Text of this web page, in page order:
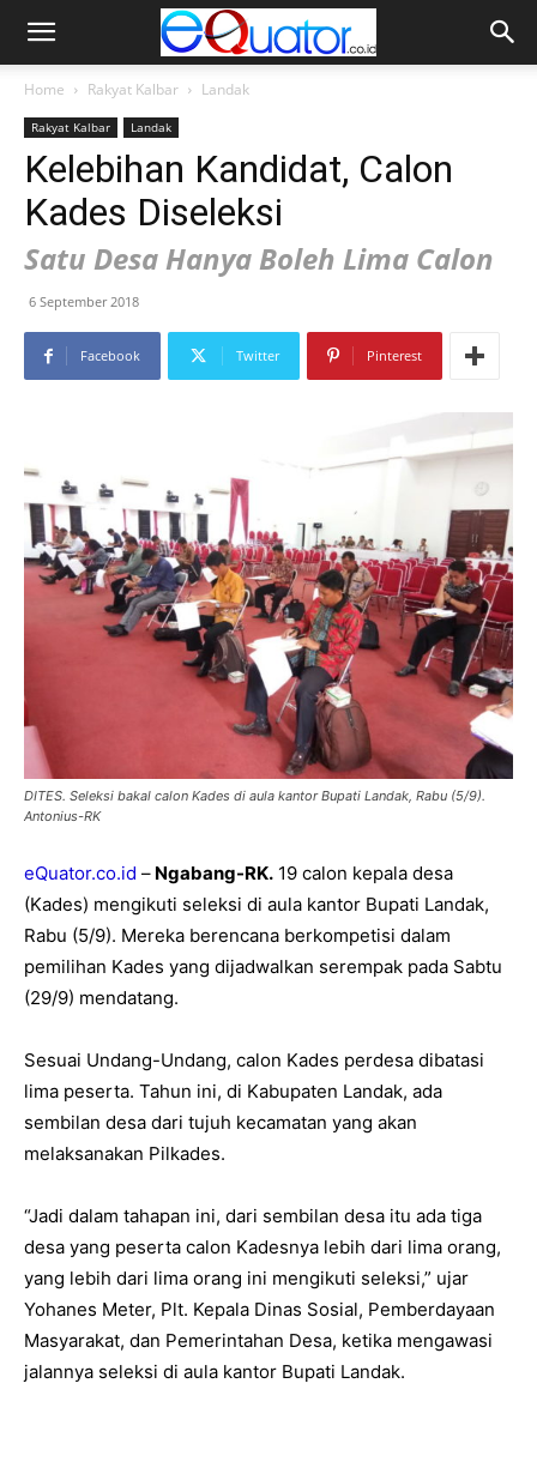
Home Rakyat Kalbar Landak
Rakyat Kalbar Landak
Kelebihan Kandidat, Calon
Kades Diseleksi
Satu Desa Hanya Boleh Lima Calon
6 September 2018
Facebook Twitter Pinterest
DITES. Seleksi bakal calon Kades di aula kantor Bupati Landak, Rabu (5/9).
Antonius-RK
eQuator.co.id – Ngabang-RK. 19 calon kepala desa
(Kades) mengikuti seleksi di aula kantor Bupati Landak,
Rabu (5/9). Mereka berencana berkompetisi dalam
pemilihan Kades yang dijadwalkan serempak pada Sabtu
(29/9) mendatang.
Sesuai Undang-Undang, calon Kades perdesa dibatasi
lima peserta. Tahun ini, di Kabupaten Landak, ada
sembilan desa dari tujuh kecamatan yang akan
melaksanakan Pilkades.
“Jadi dalam tahapan ini, dari sembilan desa itu ada tiga
desa yang peserta calon Kadesnya lebih dari lima orang,
yang lebih dari lima orang ini mengikuti seleksi,” ujar
Yohanes Meter, Plt. Kepala Dinas Sosial, Pemberdayaan
Masyarakat, dan Pemerintahan Desa, ketika mengawasi
jalannya seleksi di aula kantor Bupati Landak.